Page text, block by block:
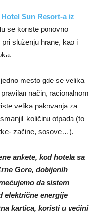
Sun Resort-a iz
se koriste ponovno
služenju hrane, kao i
mesto gde se velika
način, racionalnom
velika pakovanja za
količinu otpada (to
začine, sosove…).
ankete, kod hotela sa
Gore, dobijenih
da sistem
električne energije
kartica, koristi u većini